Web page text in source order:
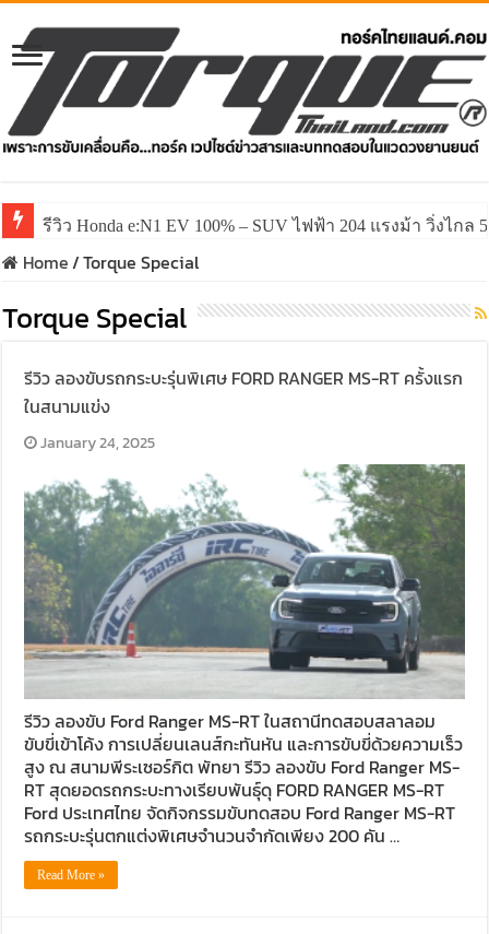
รีวิว Honda e:N1 EV 100% – SUV ไฟฟ้า 204 แรงม้า วิ่งไกล
Home/Torque Special
Torque Special
รีวิว ลองขับรถกระบะรุ่นพิเศษ FORD RANGER MS-RT ครั้งแรก
ในสนามแข่ง
January 24, 2025
รีวิว ลองขับ Ford Ranger MS-RT ในสถานีทดสอบสลาลอม
ขับขี่เข้าโค้ง การเปลี่ยนเลนส์กะทันหัน และการขับขี่ด้วยความเร็ว
สูง ณ สนามพีระเซอร์กิต พัทยา รีวิว ลองขับ Ford Ranger MS-
RT สุดยอดรถกระบะทางเรียบพันธุ์ดุ FORD RANGER MS-RT
Ford ประเทศไทย จัดกิจกรรมขับทดสอบ Ford Ranger MS-RT
รถกระบะรุ่นตกแต่งพิเศษจำนวนจำกัดเพียง 200 คัน …
Read More »